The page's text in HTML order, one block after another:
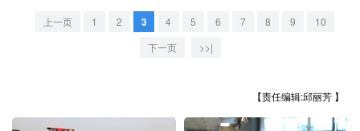
一带一路
上一页 1 2 3 4 5 6 7 8 9
10
下一页
>>|
【责任编辑:邱丽芳 】